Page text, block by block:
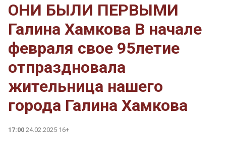
ОНИ БЫЛИ ПЕРВЫМИ
Галина Хамкова В начале
февраля свое 95летие
отпраздновала
жительница нашего
города Галина Хамкова
17:00 24.02.2025 16+